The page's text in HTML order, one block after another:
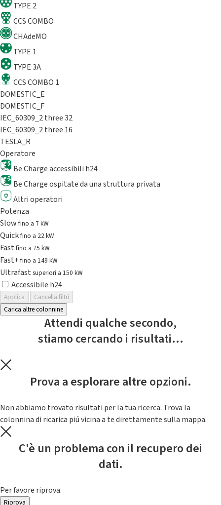
TYPE 2
CCS COMBO
CHAdeMO
TYPE 1
TYPE 3A
CCS COMBO 1
DOMESTIC_E
DOMESTIC_F
IEC_60309_2 three 32
IEC_60309_2 three 16
TESLA_R
Operatore
Be Charge accessibili h24
Be Charge ospitate da una struttura privata
Altri operatori
Potenza
Slowfino a 7 kW
Quickfino a 22 kW
Fastfino a 75 kW
Fast+fino a 149 kW
Ultrafast superiori a 150 kW
Accessibile h24
Applica
Cancella filtri
Carica altre colonnine
Attendi qualche secondo,
stiamo cercando i risultati...
Prova a esplorare altre opzioni.
Non abbiamo trovato risultati per la tua ricerca. Trova la
colonnina di ricarica piú vicina a te direttamente sulla mappa.
C'è un problema con il recupero dei
dati.
Per favore riprova.
Riprova